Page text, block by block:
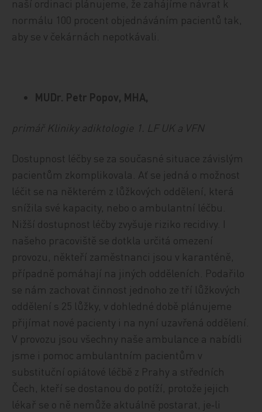
naší ordinaci plánujeme, že zahájíme návrat k
normálu 100 procent objednáváním pacientů tak,
aby se v čekárnách nepotkávali.
MUDr. Petr Popov, MHA,
primář Kliniky adiktologie 1. LF UK a VFN
Dostupnost léčby se za současné situace závislým
pacientům zkomplikovala. Ať se jedná o možnost
léčit se na některém z lůžkových oddělení, která
snížila své kapacity, nebo o ambulantní léčbu.
Nižší dostupnost léčby zvyšuje riziko recidivy. I
našeho pracoviště se dotkla určitá omezení
provozu, někteří zaměstnanci jsou v karanténě,
případně pomáhají na jiných odděleních. Podařilo
se nám zachovat činnost jednoho ze tří lůžkových
oddělení s 25 lůžky, v dohledné době plánujeme
přijímat nové pacienty i na nyní uzavřená oddělení.
V provozu jsou všechny naše ambulance a nabídli
jsme i pomoc ambulantním pacientům v
substituční opiátové léčbě z Prahy a středních
Čech, kteří se dostanou do potíží, protože jejich
lékař se o ně nemůže aktuálně postarat, je‑li